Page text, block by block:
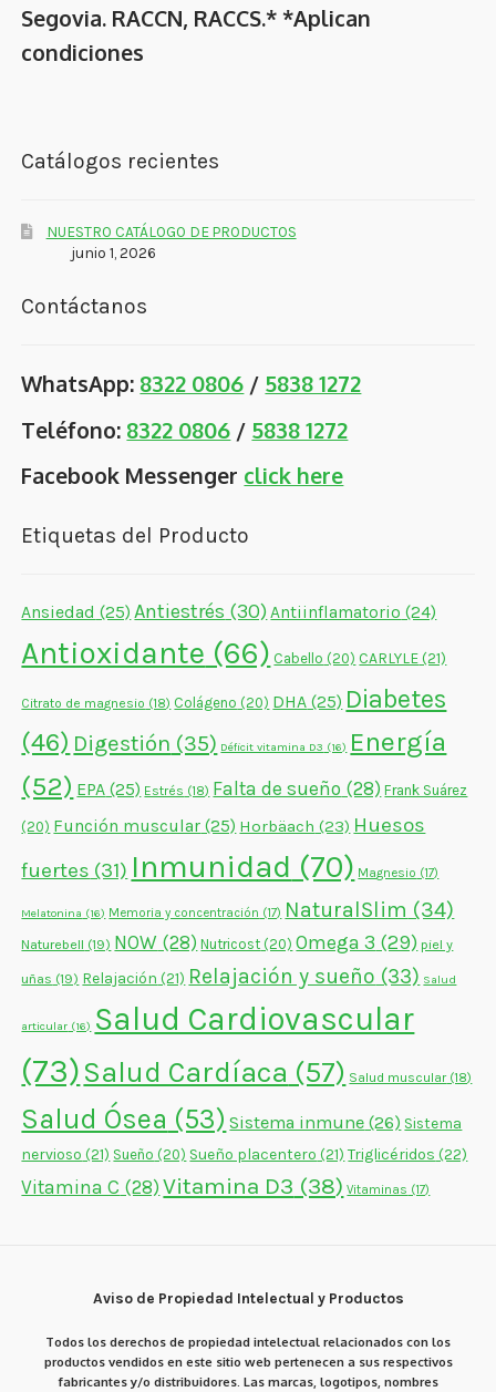
Segovia. RACCN, RACCS.* *Aplican
condiciones
Catálogos recientes
NUESTRO CATÁLOGO DE PRODUCTOS
junio 1, 2026
Contáctanos
WhatsApp: 8322 0806 / 5838 1272
Teléfono: 8322 0806 / 5838 1272
Facebook Messenger click here
Etiquetas del Producto
Ansiedad (25) Antiestrés (30)Antiinflamatorio (24)
Antioxidante (66) Cabello (20) CARLYLE(21)
Citrato de magnesio (18) Colágeno (20) DHA (25) Diabetes
(46) Digestión (35) Déficit vitamina D3 (16) Energía
(52) EPA (25) Estrés (18) Falta de sueño (28) Frank Suárez
(20) Función muscular (25) Horbäach (23) Huesos
fuertes (31) Inmunidad (70) Magnesio (17)
Melatonina (16) Memoria y concentración (17) NaturalSlim (34)
Naturebell (19) NOW (28) Nutricost (20) Omega 3 (29) piel y
uñas (19) Relajación (21) Relajación y sueño (33) Salud
articular (16) Salud Cardiovascular
(73)Salud Cardíaca (57) Salud muscular(18)
Salud Ósea (53) Sistema inmune (26) Sistema
nervioso (21) Sueño (20) Sueño placentero (21) Triglicéridos (22)
Vitamina C (28) Vitamina D3 (38) Vitaminas (17)
Aviso de Propiedad Intelectual y Productos
Todos los derechos de propiedad intelectual relacionados con los
productos vendidos en este sitio web pertenecen a sus respectivos
fabricantes y/o distribuidores. Las marcas, logotipos, nombres